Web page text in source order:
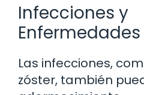
Infecciones y
Enfermedades
Las infecciones,
zóster, también